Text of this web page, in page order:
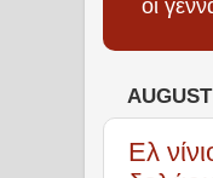
οι
Ελ